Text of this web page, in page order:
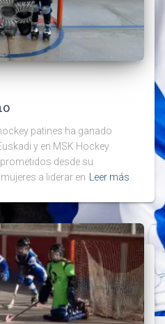
patines ha ganado
y en MSK Hockey
desde su
a liderar en
Leer más